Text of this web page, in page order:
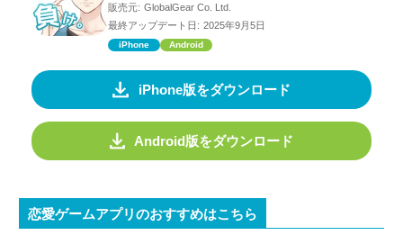
販売元: GlobalGear Co. Ltd.
最終アップデート日: 2025年9月5日
iPhone Android
iPhone版をダウンロード
Android版をダウンロード
恋愛ゲームアプリのおすすめはこちら